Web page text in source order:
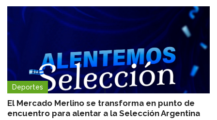
Deportes
El Mercado Merlino se transforma en punto de
encuentro para alentar a la Selección Argentina